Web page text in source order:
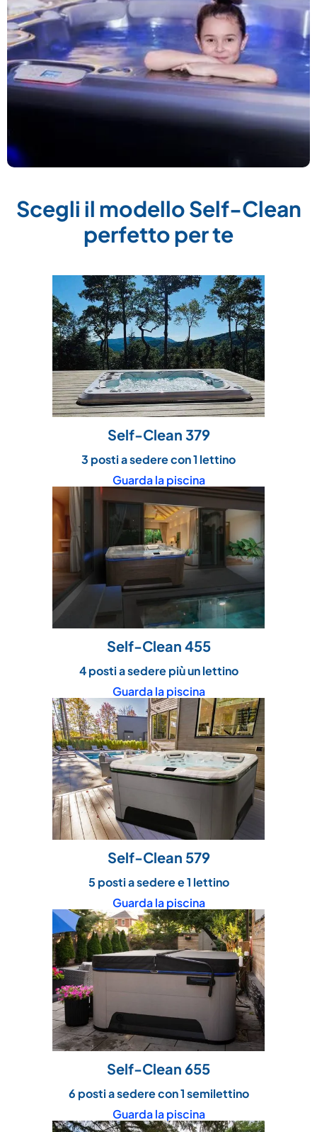
Scegli il modello Self-Clean
perfetto per te
Self-Clean 379
3 posti a sedere con 1 lettino
Guarda la piscina
Self-Clean 455
4 posti a sedere più un lettino
Guarda la piscina
Self-Clean 579
5 posti a sedere e 1 lettino
Guarda la piscina
Self-Clean 655
6 posti a sedere con 1 semilettino
Guarda la piscina